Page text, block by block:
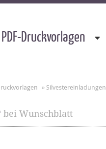
PDF-Druckvorlagen
» Silvestereinladungen
bei Wunschblatt